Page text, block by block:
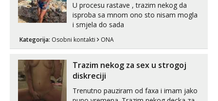
Žana
Čekam tvoj poziv!
064/677-677
tel:0,93€ - mob:1,12€ min
Čekam tvoj poziv!
Tel:
- Kod: #108
tel:0,93€ - mob:1,12€ min
U procesu rastave , trazim nekog da
isproba sa mnom ono sto nisam mogla
i smjela do sada
Kategorija: Osobni kontakti ONA
Trazim nekog za sex u strogoj
diskreciji
Trenutno pauziram od faxa i imam jako